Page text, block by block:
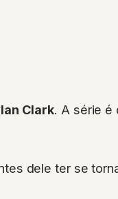
Clark. A série é
dele ter se